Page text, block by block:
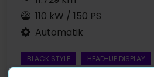
110 kW / 150 PS
Automatik
BLACK STYLE HEAD-UP DISPLAY